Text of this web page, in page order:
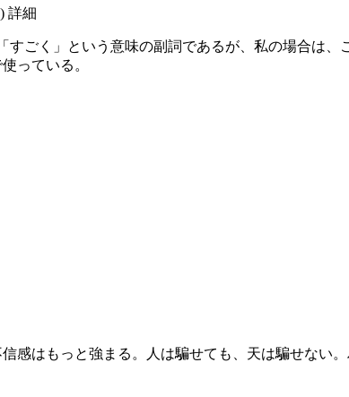
) 詳細
すごく」という意味の副詞であるが、私の場合は、
っている。
感はもっと強まる。人は騙せても、天は騙せない